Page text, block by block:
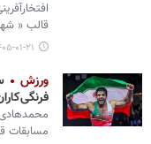
قالب «
۱۴۰۵-۰۱-۲۱
ورزش
مسابقات